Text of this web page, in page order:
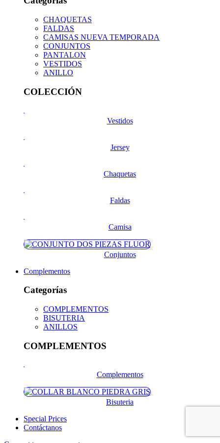
CHAQUETAS
FALDAS
CAMISAS NUEVA TEMPORADA
CONJUNTOS
PANTALON
VESTIDOS
ANILLO
COLECCIÓN
Vestidos
Jersey
Chaquetas
Faldas
Camisa
Conjuntos
Complementos
Categorías
COMPLEMENTOS
BISUTERIA
ANILLOS
COMPLEMENTOS
Complementos
Bisuteria
Special Prices
Contáctanos